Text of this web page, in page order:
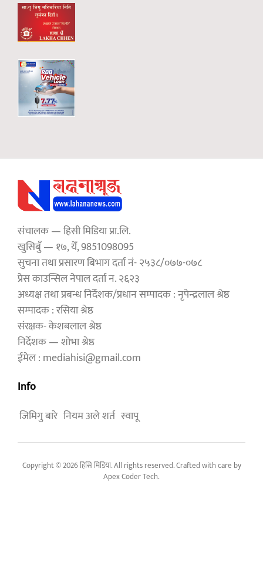
संचालक — हिसी मिडिया प्रा.लि.
खुसिबुँ — १७, येँ, 9851098095
सुचना तथा प्रसारण बिभाग दर्ता नं- २५३८/०७७-०७८
प्रेस काउन्सिल नेपाल दर्ता न. २६२३
अध्यक्ष तथा प्रबन्ध निर्देशक/प्रधान सम्पादक : नृपेन्द्रलाल श्रेष्ठ
सम्पादक : रसिया श्रेष्ठ
संरक्षक- केशबलाल श्रेष्ठ
निर्देशक — शोभा श्रेष्ठ
ईमेल : mediahisi@gmail.com
Info
जिमिगु बारे नियम अले शर्त स्वापू
Copyright © 2026 हिसि मिडिया. All rights reserved. Crafted with care by
Apex Coder Tech.